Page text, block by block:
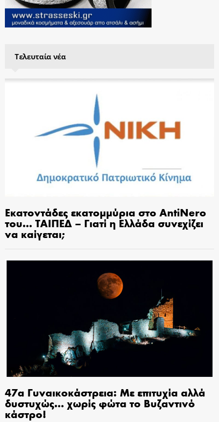
Τελευταία νέα
Εκατοντάδες εκατομμύρια στο AntiNero
του… ΤΑΙΠΕΔ – Γιατί η Ελλάδα συνεχίζει
να καίγεται;
47α Γυναικοκάστρεια: Με επιτυχία αλλά
δυστυχώς… χωρίς φώτα το Βυζαντινό
κάστρο!